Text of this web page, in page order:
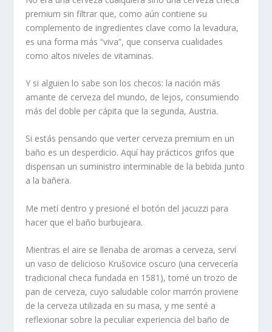
premium sin filtrar que, como aún contiene su
complemento de ingredientes clave como la levadura,
es una forma más “viva”, que conserva cualidades
como altos niveles de vitaminas.
Y si alguien lo sabe son los checos: la nación más
amante de cerveza del mundo, de lejos, consumiendo
más del doble per cápita que la segunda, Austria.
Si estás pensando que verter cerveza premium en un
baño es un desperdicio. Aquí hay prácticos grifos que
dispensan un suministro interminable de la bebida junto
a la bañera.
Me metí dentro y presioné el botón del jacuzzi para
hacer que el baño burbujeara.
Mientras el aire se llenaba de aromas a cerveza, serví
un vaso de delicioso Krušovice oscuro (una cervecería
tradicional checa fundada en 1581), tomé un trozo de
pan de cerveza, cuyo saludable color marrón proviene
de la cerveza utilizada en su masa, y me senté a
reflexionar sobre la peculiar experiencia del baño de